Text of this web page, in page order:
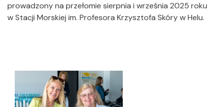
prowadzony na przełomie sierpnia i września 2025 roku
w Stacji Morskiej im. Profesora Krzysztofa Skóry w Helu.